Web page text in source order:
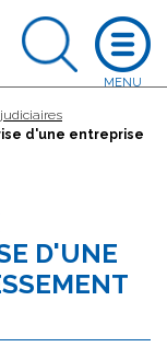
d'une entreprise
D'UNE